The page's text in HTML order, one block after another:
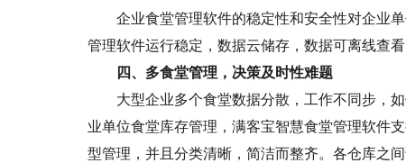
企业食堂管理软件的稳定性和安全性对企业
管理软件运行稳定，数据云储存，数据可离线查
四、多食堂管理，决策及时性难题
大型企业多个食堂数据分散，工作不同步，
业单位食堂库存管理，满客宝智慧食堂管理软件
型管理，并且分类清晰，简洁而整齐。各仓库之